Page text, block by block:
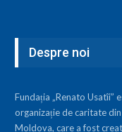
Despre noi
Fundația „Renato Usatîi”
organizație de caritate
Moldova, care a fost